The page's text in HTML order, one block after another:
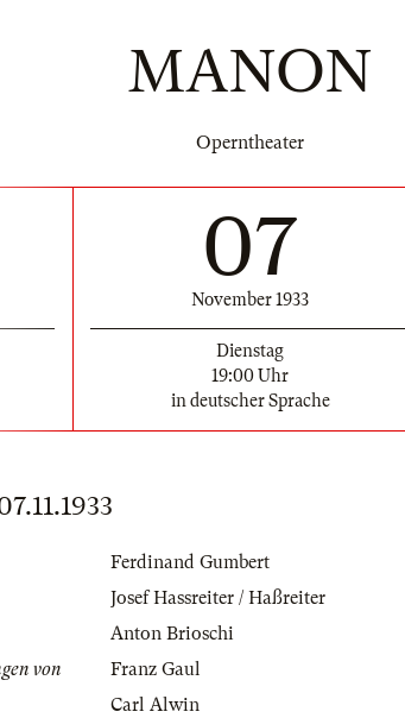
MANON
Operntheater
07
November 1933
Dienstag
19:00 Uhr
in deutscher Sprache
Ferdinand Gumbert
Josef Hassreiter / Haßreiter
Anton Brioschi
von
Franz Gaul
Carl Alwin